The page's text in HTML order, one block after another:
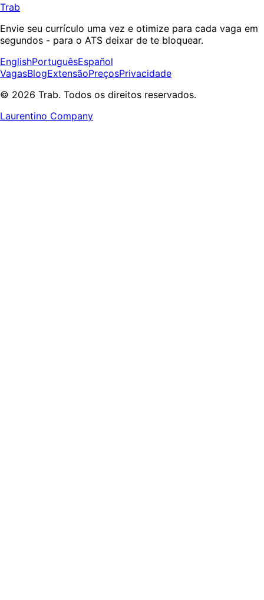
Trab
Envie seu currículo uma vez e otimize para cada vaga em
segundos - para o ATS deixar de te bloquear.
EnglishPortuguêsEspañol
VagasBlogExtensãoPreçosPrivacidade
© 2026 Trab. Todos os direitos reservados.
Laurentino Company